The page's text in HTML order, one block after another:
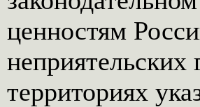
ценностям
территориях